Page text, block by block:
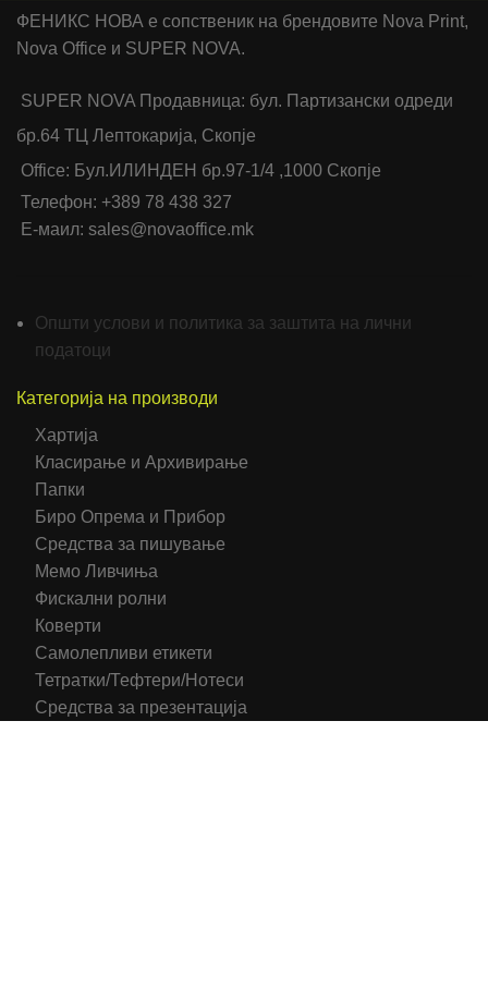
ФЕНИКС НОВА е сопственик на брендовите Nova Print,
Nova Office и SUPER NOVA.
SUPER NOVA Продавница: бул. Партизански одреди
бр.64 ТЦ Лептокарија, Скопје
Office: Бул.ИЛИНДЕН бр.97-1/4 ,1000 Скопје
Телефон: +389 78 438 327
Е-маил: sales@novaoffice.mk
Општи услови и политика за заштита на лични
податоци
Категорија на производи
Хартија
Класирање и Архивирање
Папки
Биро Опрема и Прибор
Средства за пишување
Мемо Ливчиња
Фискални ролни
Коверти
Самолепливи етикети
Тетратки/Тефтери/Нотеси
Средства за презентација